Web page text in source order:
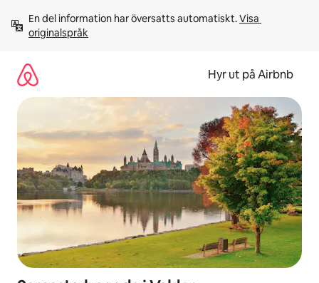
innehåll
En del information har översatts automatiskt. Visa
originalspråk
Hyr ut på Airbnb